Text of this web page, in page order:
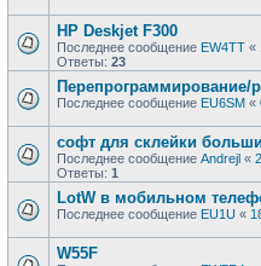
HP Deskjet F300
Последнее сообщение EW4TT «
Ответы: 23
Перепрограммирование/
Последнее сообщение EU6SM «
софт для склейки
Последнее сообщение Andrejl «
Ответы: 1
LotW в мобильном
Последнее сообщение EU1U «
W55F